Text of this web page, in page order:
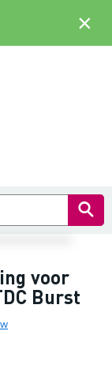
voor
Burst
×